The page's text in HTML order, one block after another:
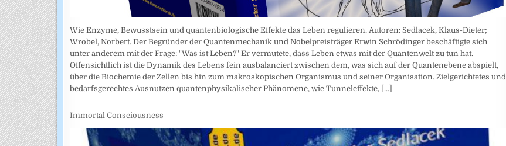
Wie Enzyme, Bewusstsein und quantenbiologische Effekte das Leben regulieren. Autoren: Sedlacek, Klaus-Dieter;
Wrobel, Norbert. Der Begründer der Quantenmechanik und Nobelpreisträger Erwin Schrödinger beschäftigte sich
unter anderem mit der Frage: "Was ist Leben?" Er vermutete, dass Leben etwas mit der Quantenwelt zu tun hat.
Offensichtlich ist die Dynamik des Lebens fein ausbalanciert zwischen dem, was sich auf der Quantenebene abspielt,
über die Biochemie der Zellen bis hin zum makroskopischen Organismus und seiner Organisation. Zielgerichtetes und
bedarfsgerechtes Ausnutzen quantenphysikalischer Phänomene, wie Tunneleffekte, [...]
Immortal Consciousness